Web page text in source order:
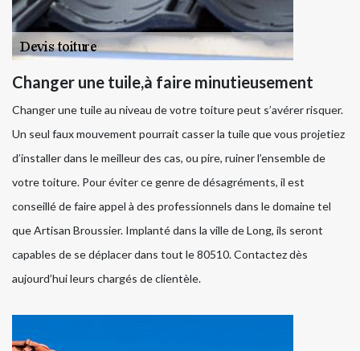
Changer une tuile,à faire minutieusement
Changer une tuile au niveau de votre toiture peut s’avérer risquer.
Un seul faux mouvement pourrait casser la tuile que vous projetiez
d’installer dans le meilleur des cas, ou pire, ruiner l’ensemble de
votre toiture. Pour éviter ce genre de désagréments, il est
conseillé de faire appel à des professionnels dans le domaine tel
que Artisan Broussier. Implanté dans la ville de Long, ils seront
capables de se déplacer dans tout le 80510. Contactez dès
aujourd’hui leurs chargés de clientèle.